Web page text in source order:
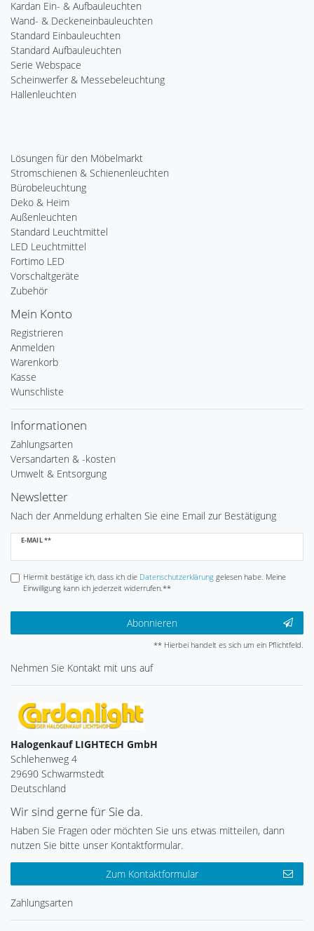
Kardan Ein- & Aufbauleuchten
Wand- & Deckeneinbauleuchten
Standard Einbauleuchten
Standard Aufbauleuchten
Serie Webspace
Scheinwerfer & Messebeleuchtung
Hallenleuchten
Lösungen für den Möbelmarkt
Stromschienen & Schienenleuchten
Bürobeleuchtung
Deko & Heim
Außenleuchten
Standard Leuchtmittel
LED Leuchtmittel
Fortimo LED
Vorschaltgeräte
Zubehör
Mein Konto
Registrieren
Anmelden
Warenkorb
Kasse
Wunschliste
Informationen
Zahlungsarten
Versandarten & -kosten
Umwelt & Entsorgung
Newsletter
Nach der Anmeldung erhalten Sie eine Email zur Bestätigung
E-MAIL **
Newsletter
Hiermit bestätige ich, dass ich die Daten­schutz­erklärunggelesen habe. Meine
Einwilligung kann ich jederzeit widerrufen.**
Abonnieren
** Hierbei handelt es sich um ein Pflichtfeld.
Nehmen Sie Kontakt mit uns auf
Halogenkauf LIGHTECH GmbH
Schlehenweg 4
29690 Schwarmstedt
Deutschland
Wir sind gerne für Sie da.
Haben Sie Fragen oder möchten Sie uns etwas mitteilen, dann
nutzen Sie bitte unser Kontaktformular.
Zum Kontaktformular
Zahlungsarten